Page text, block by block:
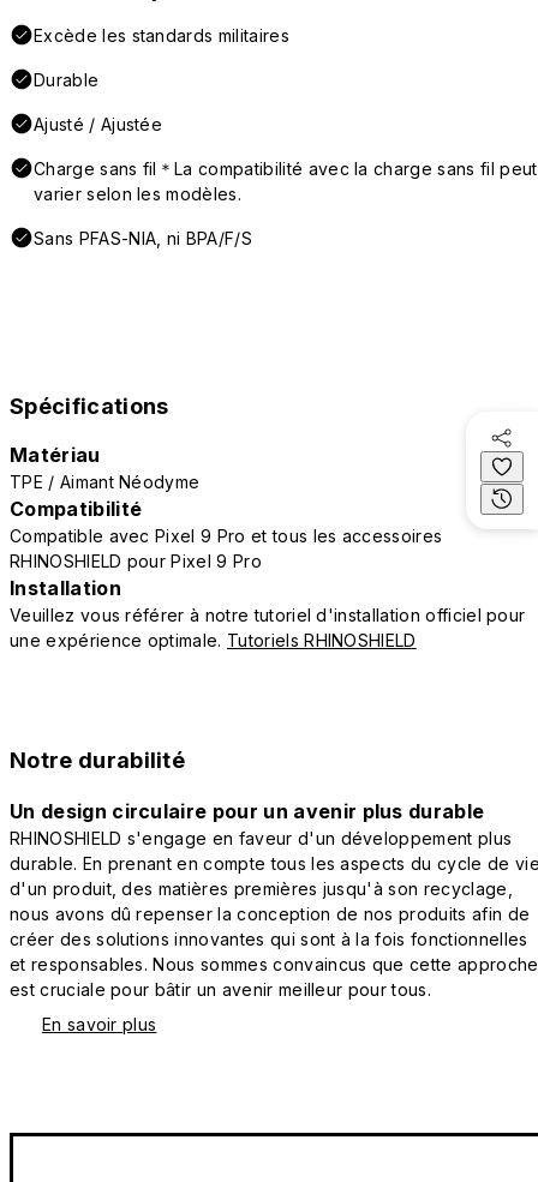
Excède les standards militaires
Durable
Ajusté / Ajustée
Charge sans fil＊La compatibilité avec la charge sans fil peut
varier selon les modèles.
Sans PFAS-NIA, ni BPA/F/S
Spécifications
Matériau
TPE / Aimant Néodyme
Compatibilité
Compatible avec Pixel 9 Pro et tous les accessoires
RHINOSHIELD pour Pixel 9 Pro
Installation
Veuillez vous référer à notre tutoriel d'installation officiel pour
une expérience optimale. Tutoriels RHINOSHIELD
Notre durabilité
Un design circulaire pour un avenir plus durable
RHINOSHIELD s'engage en faveur d'un développement plus
durable. En prenant en compte tous les aspects du cycle de
d'un produit, des matières premières jusqu'à son recyclage,
nous avons dû repenser la conception de nos produits afin de
créer des solutions innovantes qui sont à la fois fonctionnelles
et responsables. Nous sommes convaincus que cette approche
est cruciale pour bâtir un avenir meilleur pour tous.
En savoir plus